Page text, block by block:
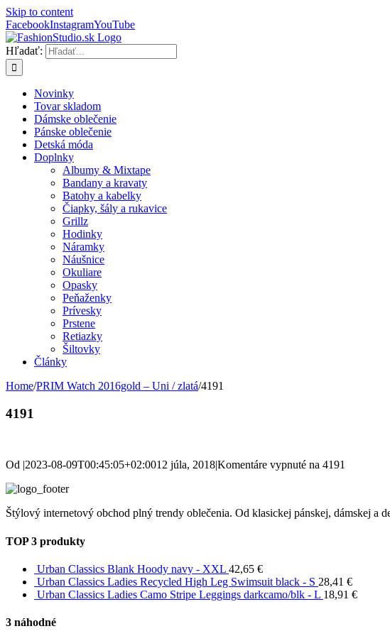
Skip to content
FacebookInstagramYouTube
Hľadať:
Novinky
Tovar skladom
Dámske oblečenie
Pánske oblečenie
Detská móda
Doplnky
Albumy & Mixtape
Bandany a kravaty
Batohy a kabelky
Čiapky, šály a rukavice
Grillz
Hodinky
Náramky
Náušnice
Okuliare
Opasky
Peňaženky
Prívesky
Prstene
Retiazky
Šiltovky
Články
Home/PRIM Watch 2016gold – Uni / zlatá/4191
4191
Od |2023-08-09T00:45:05+02:0012 júla, 2018|Komentáre vypnuté na 4191
Štýlový internetový obchod plný trendy oblečenia. Od klasickej pánskej, dámskej a
TOP 3 produkty
Urban Classics Blank Hoody navy - XXL 42,65 €
Urban Classics Ladies Recycled High Leg Swimsuit black - S 28,41 €
Urban Classics Ladies Camo Stripe Leggings darkcamo/blk - L 18,91 €
3 náhodné